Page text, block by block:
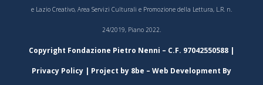
e Lazio Creativo, Area Servizi Culturali e Promozione della Lettura, L.R. n.
24/2019, Piano 2022.
Copyright Fondazione Pietro Nenni – C.F. 97042550588 |
Privacy Policy | Project by 8be – Web Development By